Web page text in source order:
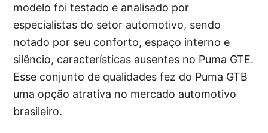
modelo foi testado e analisado por
especialistas do setor automotivo, sendo
notado por seu conforto, espaço interno e
silêncio, características ausentes no Puma GTE.
Esse conjunto de qualidades fez do Puma GTB
uma opção atrativa no mercado automotivo
brasileiro.